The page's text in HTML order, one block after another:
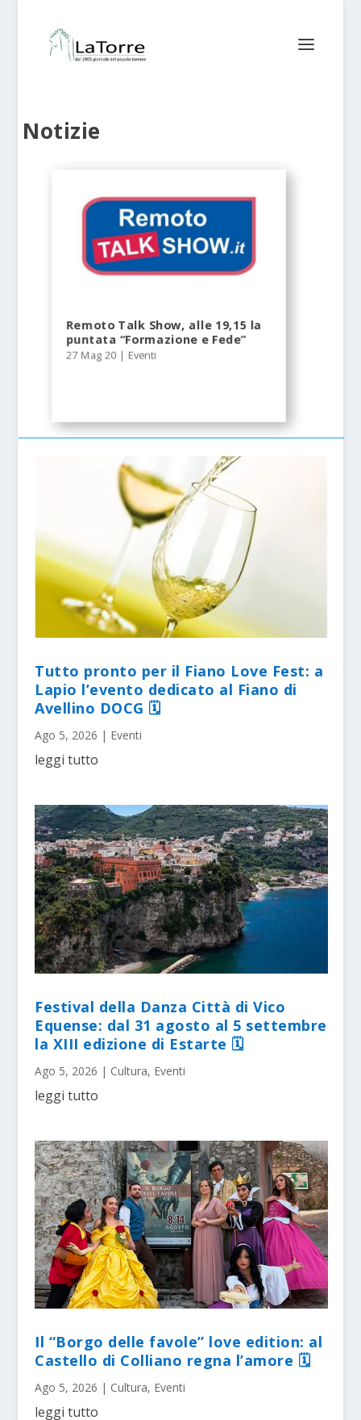
Notizie
Remoto Talk Show, alle 19,15 la
puntata “Formazione e Fede”
27 Mag 20 | Eventi
Tutto pronto per il Fiano Love Fest: a
Lapio l’evento dedicato al Fiano di
Avellino DOCG 🗓
Ago 5, 2026 | Eventi
leggi tutto
Festival della Danza Città di Vico
Equense: dal 31 agosto al 5 settembre
la XIII edizione di Estarte 🗓
Ago 5, 2026 | Cultura, Eventi
leggi tutto
Il “Borgo delle favole” love edition: al
Castello di Colliano regna l’amore 🗓
Ago 5, 2026 | Cultura, Eventi
leggi tutto